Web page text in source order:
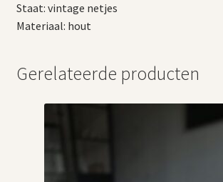
Staat: vintage netjes
Materiaal: hout
Gerelateerde producten